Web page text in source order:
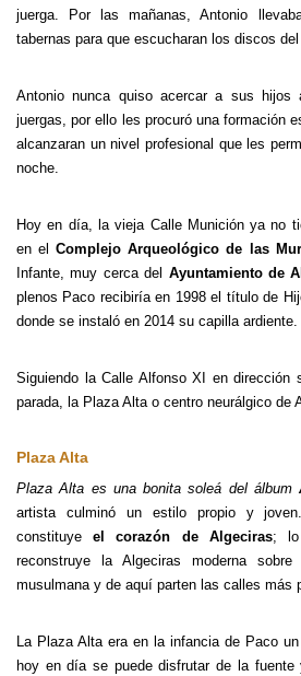
juerga. Por las mañanas, Antonio
tabernas para que escucharan los discos del
Antonio nunca quiso acercar a sus
juergas, por ello les procuró una formación
alcanzaran un nivel profesional que les
noche.
Hoy en día, la vieja Calle Munición ya no
en elComplejo Arqueológico de las
Infante, muy cerca del Ayuntamiento de
plenos Paco recibiría en 1998 el título de
donde se instaló en 2014 su capilla ardiente.
Siguiendo la Calle Alfonso XI en dirección
parada, la Plaza Alta o centro neurálgico de
Plaza Alta
Plaza Alta es una bonita soleá del álbum
artista culminó un estilo propio y
constituyeel corazón de Algeciras; lo
reconstruye la Algeciras moderna
musulmana y de aquí parten las calles más
La Plaza Alta era en la infancia de Paco
hoy en día se puede disfrutar de la